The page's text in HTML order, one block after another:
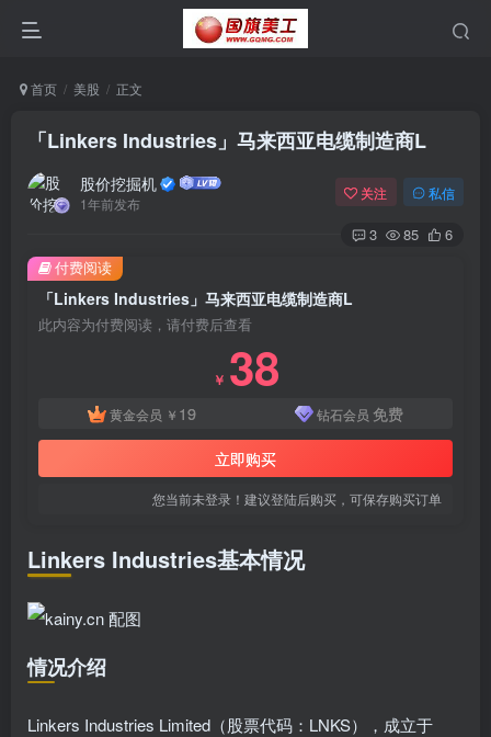
首页 美股 正文
「Linkers Industries」马来西亚电缆制造商L
股价挖掘机
1年前发布
关注 私信
3 85 6
「Linkers Industries」马来西亚电缆制造商L
此内容为付费阅读，请付费后查看
￥ 38
黄金会员 ￥ 19 钻石会员 免费
立即购买
您当前未登录！建议登陆后购买，可保存购买订单
付费阅读
Linkers Industries基本情况
情况介绍
Linkers Industries Limited（股票代码：LNKS），成立于